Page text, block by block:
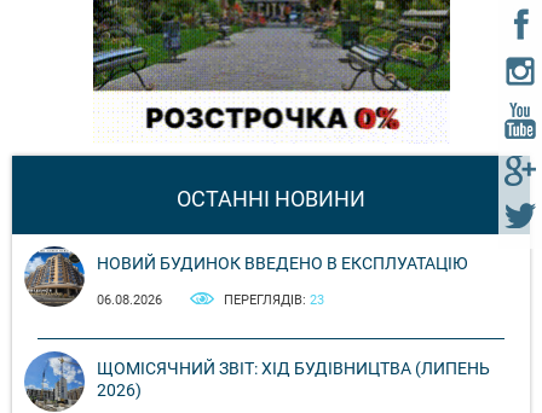
ОСТАННІ НОВИНИ
НОВИЙ БУДИНОК ВВЕДЕНО В ЕКСПЛУАТАЦІЮ
06.08.2026 ПЕРЕГЛЯДІВ: 23
ЩОМІСЯЧНИЙ ЗВІТ: ХІД БУДІВНИЦТВА (ЛИПЕНЬ
2026)